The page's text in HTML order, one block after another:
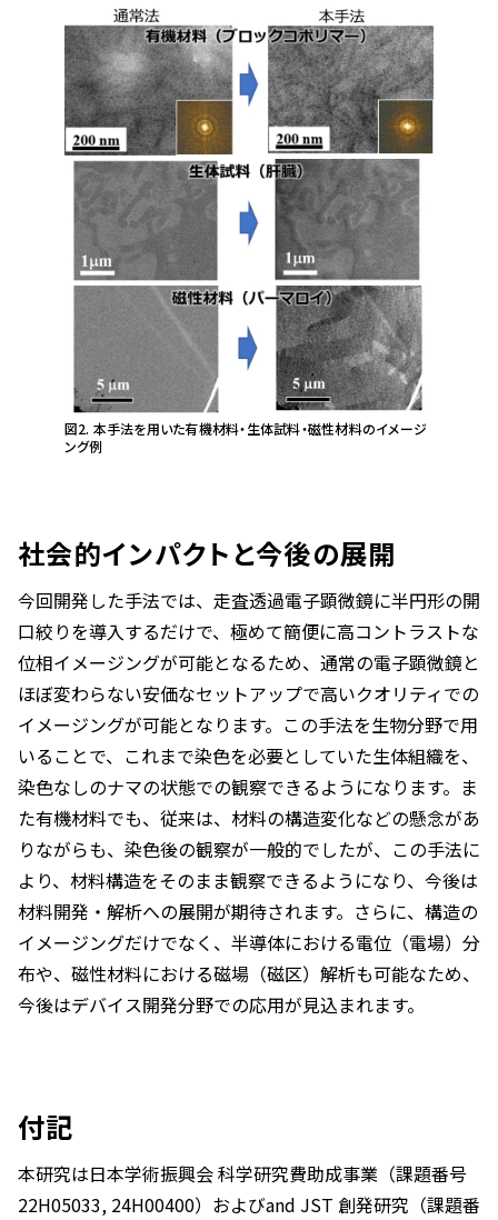
図2. 本手法を用いた有機材料・生体試料・磁性材料のイメージ
ング例
社会的インパクトと今後の展開
今回開発した手法では、走査透過電子顕微鏡に半円形の開
口絞りを導入するだけで、極めて簡便に高コントラストな
位相イメージングが可能となるため、通常の電子顕微鏡と
ほぼ変わらない安価なセットアップで高いクオリティでの
イメージングが可能となります。この手法を生物分野で用
いることで、これまで染色を必要としていた生体組織を、
染色なしのナマの状態での観察できるようになります。ま
た有機材料でも、従来は、材料の構造変化などの懸念があ
りながらも、染色後の観察が一般的でしたが、この手法に
より、材料構造をそのまま観察できるようになり、今後は
材料開発・解析への展開が期待されます。さらに、構造の
イメージングだけでなく、半導体における電位（電場）分
布や、磁性材料における磁場（磁区）解析も可能なため、
今後はデバイス開発分野での応用が見込まれます。
付記
本研究は日本学術振興会 科学研究費助成事業（課題番号
22H05033, 24H00400）およびand JST 創発研究（課題番